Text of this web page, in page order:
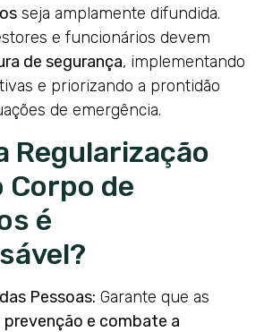
seja amplamente difundida.
e funcionários devem
de segurança, implementando
e priorizando a prontidão
de emergência.
Regularização
de
é
Pessoas: Garante que as
prevenção e combate a